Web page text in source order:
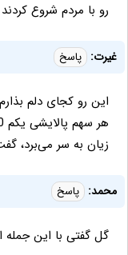
رو با مردم شروع کردند
غیرت: پاسخ
این رو کجای دلم
زیان به سر می‌برد،
محمد: پاسخ
گل گفتی با این